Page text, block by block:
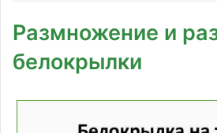
Размножение и
белокрылки